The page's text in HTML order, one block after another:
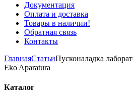
Документация
Оплата и доставка
Товары в наличии!
Обратная связь
Контакты
ГлавнаяСтатьиПусконаладка
Eko Aparatura
Каталог